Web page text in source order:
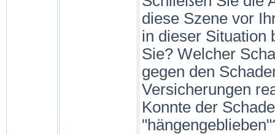
diese Szene vor
in dieser Situation
Sie? Welcher
gegen den
Versicherungen
Konnte der